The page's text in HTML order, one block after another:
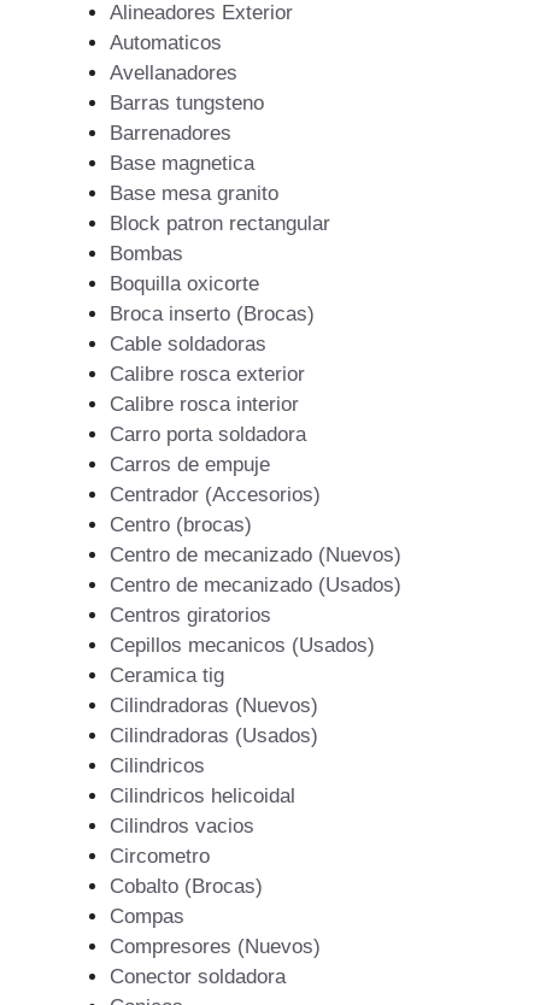
Alineadores Exterior
Automaticos
Avellanadores
Barras tungsteno
Barrenadores
Base magnetica
Base mesa granito
Block patron rectangular
Bombas
Boquilla oxicorte
Broca inserto (Brocas)
Cable soldadoras
Calibre rosca exterior
Calibre rosca interior
Carro porta soldadora
Carros de empuje
Centrador (Accesorios)
Centro (brocas)
Centro de mecanizado (Nuevos)
Centro de mecanizado (Usados)
Centros giratorios
Cepillos mecanicos (Usados)
Ceramica tig
Cilindradoras (Nuevos)
Cilindradoras (Usados)
Cilindricos
Cilindricos helicoidal
Cilindros vacios
Circometro
Cobalto (Brocas)
Compas
Compresores (Nuevos)
Conector soldadora